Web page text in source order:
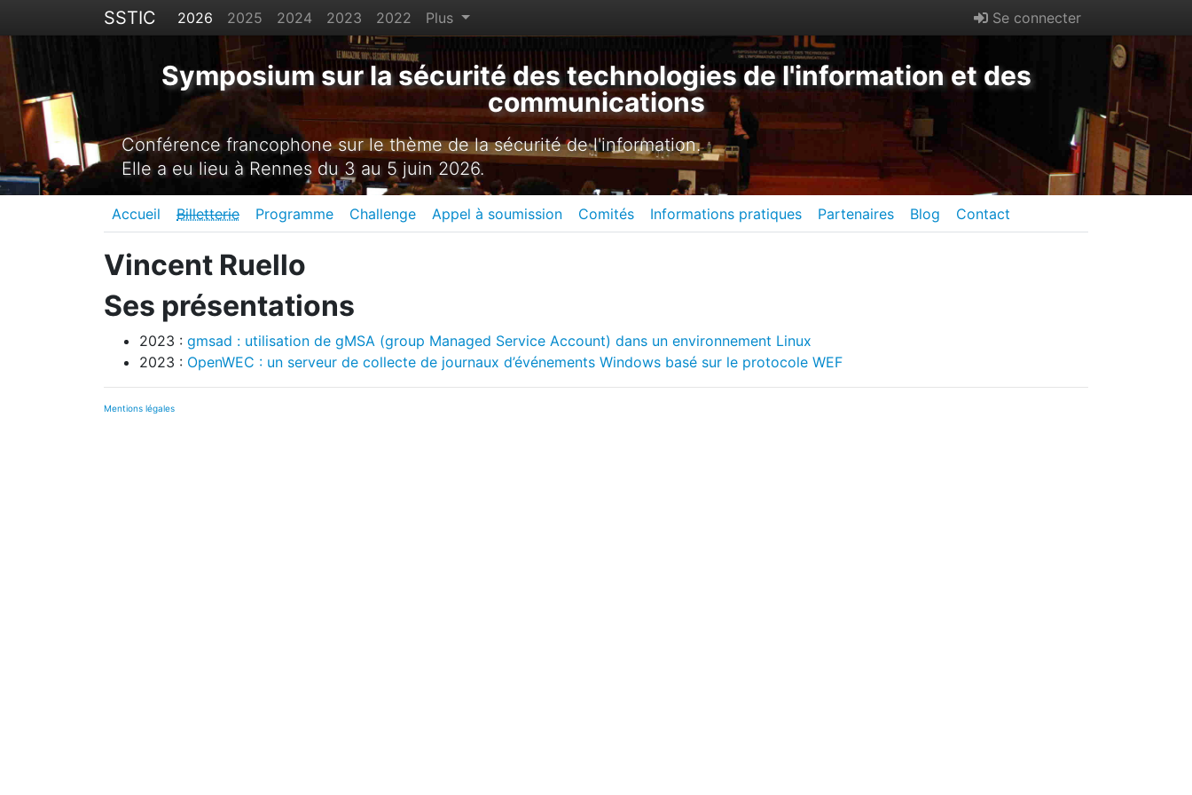
SSTIC 2026 2025 2024 2023 2022 Plus Se connecter
Symposium sur la sécurité des technologies de l'information et des
communications
Conférence francophone sur le thème de la sécurité de l'information.
Elle a eu lieu à Rennes du 3 au 5 juin 2026.
Accueil Billetterie Programme Challenge Appel à soumission Comités Informations pratiques Partenaires Blog Contact
Vincent Ruello
Ses présentations
2023 : gmsad : utilisation de gMSA (group Managed Service Account) dans un environnement Linux
2023 : OpenWEC : un serveur de collecte de journaux d’événements Windows basé sur le protocole WEF
Mentions légales